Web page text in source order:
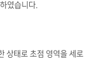
였습니다.
상태로 초점 영역을 세로